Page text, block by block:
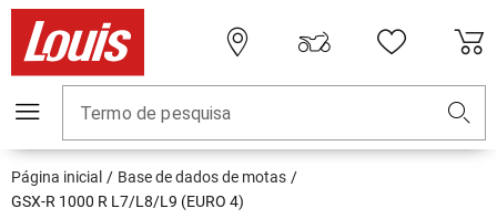
Termo de pesquisa
Página inicial
Base de dados de motas
GSX-R 1000 R L7/L8/L9 (EURO 4)